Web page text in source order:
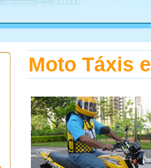
Moto Táxis